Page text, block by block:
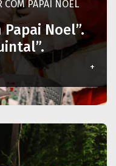
COM PAPAI NOEL
Noel”.
+